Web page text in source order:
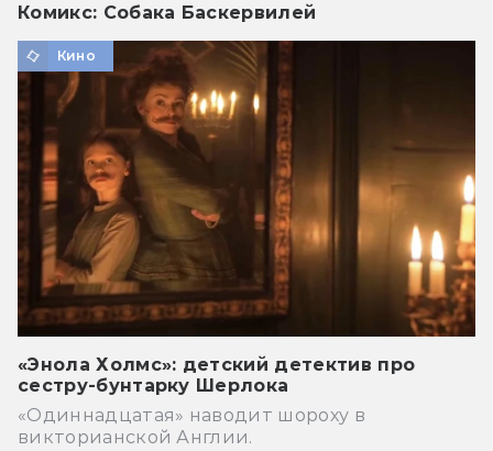
Комикс: Собака Баскервилей
Кино
«Энола Холмс»: детский детектив про
сестру-бунтарку Шерлока
«Одиннадцатая» наводит шороху в
викторианской Англии.